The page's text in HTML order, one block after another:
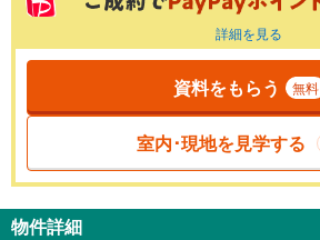
詳細を見る
資料をもらう 無料
室内･現地を見学する
物件詳細